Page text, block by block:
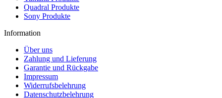
Quadral Produkte
Sony Produkte
Information
Über uns
Zahlung und Lieferung
Garantie und Rückgabe
Impressum
Widerrufsbelehrung
Datenschutzbelehrung